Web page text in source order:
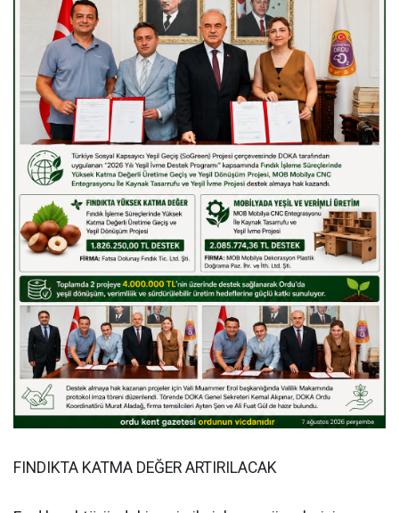
FINDIKTA KATMA DEĞER ARTIRILACAK